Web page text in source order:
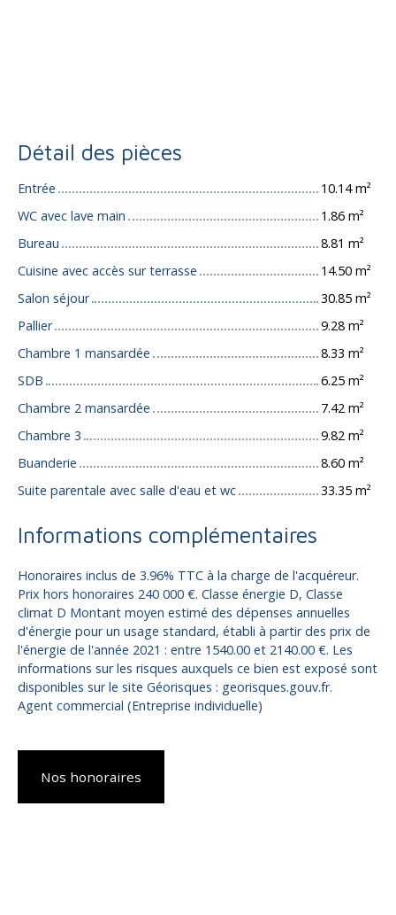
Détail des pièces
Entrée
10.14 m²
WC avec lave main
1.86 m²
Bureau
8.81 m²
Cuisine avec accès sur terrasse
14.50 m²
Salon séjour
30.85 m²
Pallier
9.28 m²
Chambre 1 mansardée
8.33 m²
SDB
6.25 m²
Chambre 2 mansardée
7.42 m²
Chambre 3
9.82 m²
Buanderie
8.60 m²
Suite parentale avec salle d'eau et wc
33.35 m²
Informations complémentaires
Honoraires inclus de 3.96% TTC à la charge de l'acquéreur.
Prix hors honoraires 240 000 €. Classe énergie D, Classe
climat D Montant moyen estimé des dépenses annuelles
d'énergie pour un usage standard, établi à partir des prix de
l'énergie de l'année 2021 : entre 1540.00 et 2140.00 €. Les
informations sur les risques auxquels ce bien est exposé sont
disponibles sur le site Géorisques : georisques.gouv.fr.
Agent commercial (Entreprise individuelle)
Nos honoraires